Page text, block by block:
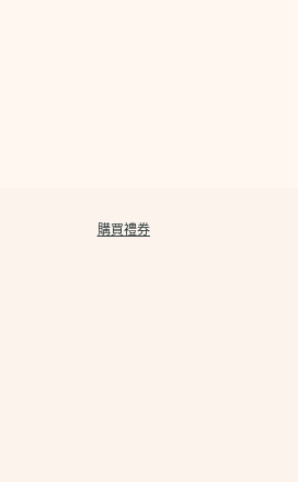
購買禮券